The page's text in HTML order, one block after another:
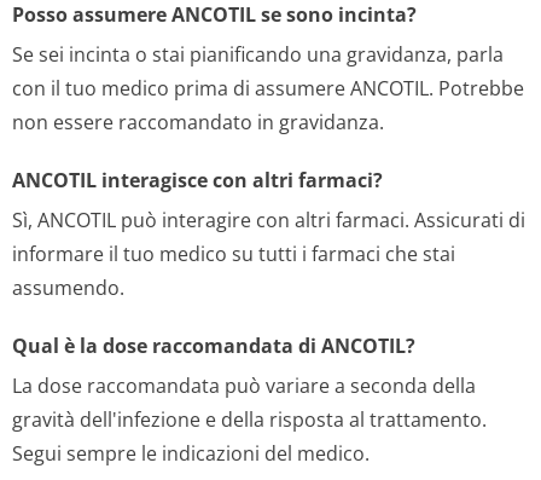
Posso assumere ANCOTIL se sono incinta?
Se sei incinta o stai pianificando una gravidanza, parla
con il tuo medico prima di assumere ANCOTIL. Potrebbe
non essere raccomandato in gravidanza.
ANCOTIL interagisce con altri farmaci?
Sì, ANCOTIL può interagire con altri farmaci. Assicurati di
informare il tuo medico su tutti i farmaci che stai
assumendo.
Qual è la dose raccomandata di ANCOTIL?
La dose raccomandata può variare a seconda della
gravità dell'infezione e della risposta al trattamento.
Segui sempre le indicazioni del medico.